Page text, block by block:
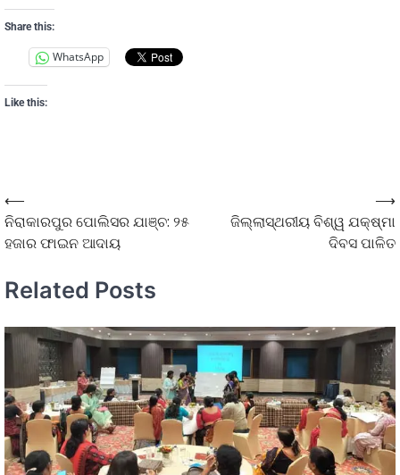
Share this:
WhatsApp
Like this:
⟵
ନିରାକାରପୁର ପୋଲିସର ଯାଞ୍ଚ: ୨୫
ହଜାର ଫାଇନ ଆଦାୟ
ଜିଲ୍ଲାସ୍ଥରୀୟ ବିଶ୍ୱ ଯକ୍ଷ୍ମା
ଦିବସ ପାଳିତ
⟶
Related Posts